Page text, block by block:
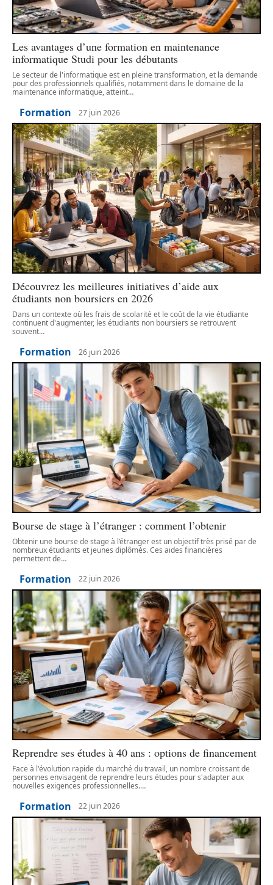
Les avantages d’une formation en maintenance
informatique Studi pour les débutants
Le secteur de l'informatique est en pleine transformation, et la demande
pour des professionnels qualifiés, notamment dans le domaine de la
maintenance informatique, atteint…
Formation 27 juin 2026
Découvrez les meilleures initiatives d’aide aux
étudiants non boursiers en 2026
Dans un contexte où les frais de scolarité et le coût de la vie étudiante
continuent d'augmenter, les étudiants non boursiers se retrouvent
souvent…
Formation 26 juin 2026
Bourse de stage à l’étranger : comment l’obtenir
Obtenir une bourse de stage à l’étranger est un objectif très prisé par de
nombreux étudiants et jeunes diplômés. Ces aides financières
permettent de…
Formation 22 juin 2026
Reprendre ses études à 40 ans : options de financement
Face à l'évolution rapide du marché du travail, un nombre croissant de
personnes envisagent de reprendre leurs études pour s'adapter aux
nouvelles exigences professionnelles.…
Formation 22 juin 2026